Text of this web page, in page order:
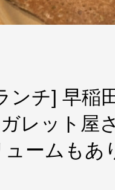
ンチ] 早稲
レット
ームもあ